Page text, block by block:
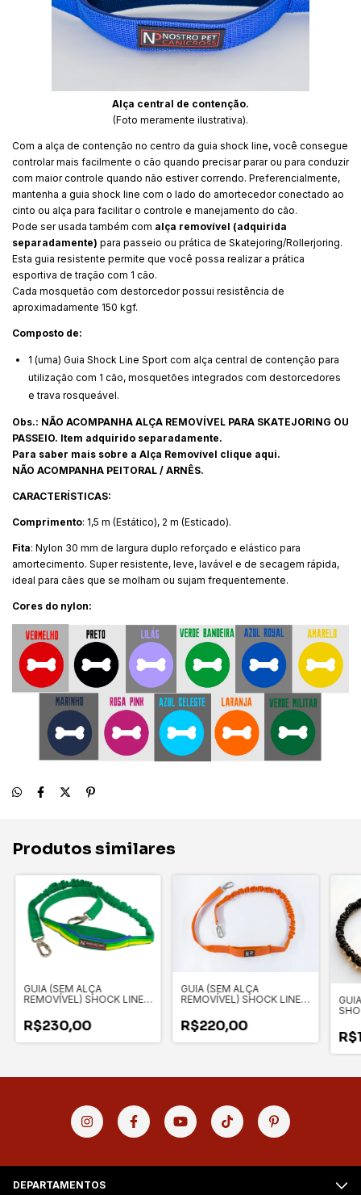
Alça central de contenção.
(Foto meramente ilustrativa).
Com a alça de contenção no centro da guia shock line, você consegue
controlar mais facilmente o cão quando precisar parar ou para conduzir
com maior controle quando não estiver correndo. Preferencialmente,
mantenha a guia shock line com o lado do amortecedor conectado ao
cinto ou alça para facilitar o controle e manejamento do cão.
Pode ser usada também com alça removível (adquirida
separadamente) para passeio ou prática de Skatejoring/Rollerjoring.
Esta guia resistente permite que você possa realizar a prática
esportiva de tração com 1 cão.
Cada mosquetão com destorcedor possui resistência de
aproximadamente 150 kgf.
Composto de:
1 (uma) Guia Shock Line Sport com alça central de contenção para
utilização com 1 cão, mosquetões integrados com destorcedores
e trava rosqueável.
Obs.: NÃO ACOMPANHA ALÇA REMOVÍVEL PARA SKATEJORING OU
PASSEIO. Item adquirido separadamente.
Para saber mais sobre a Alça Removível clique aqui.
NÃO ACOMPANHA PEITORAL / ARNÊS.
CARACTERÍSTICAS:
Comprimento: 1,5 m (Estático), 2 m (Esticado).
Fita: Nylon 30 mm de largura duplo reforçado e elástico para
amortecimento. Super resistente, leve, lavável e de secagem rápida,
ideal para cães que se molham ou sujam frequentemente.
Cores do nylon:
Produtos similares
GUIA (SEM ALÇA
REMOVÍVEL) SHOCK LINE
R$230,00
GUIA (SEM ALÇA
REMOVÍVEL) SHOCK LINE
R$220,00
DEPARTAMENTOS